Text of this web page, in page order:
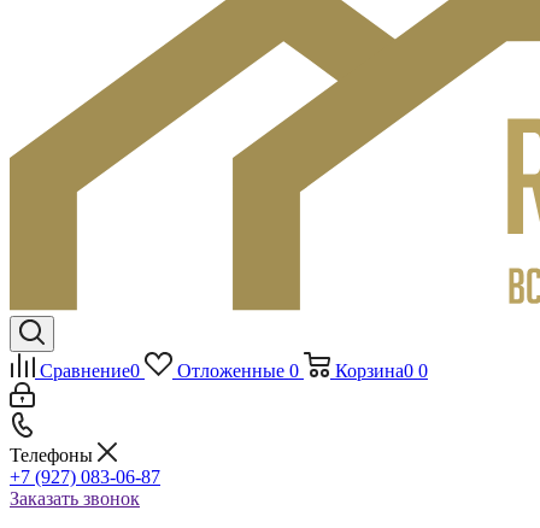
Сравнение0 Отложенные 0 Корзина0 0
Телефоны
+7 (927) 083-06-87
Заказать звонок